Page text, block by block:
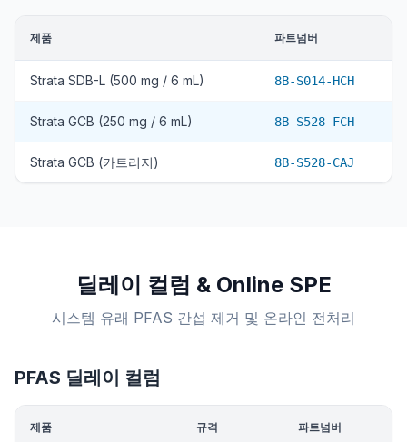
제품 파트넘버
Strata SDB-L (500 mg / 6 mL) 8B-S014-HCH
Strata GCB (250 mg / 6 mL) 8B-S528-FCH
Strata GCB (카트리지) 8B-S528-CAJ
딜레이 컬럼 & Online SPE
시스템 유래 PFAS 간섭 제거 및 온라인 전처리
PFAS 딜레이 컬럼
제품 규격 파트넘버